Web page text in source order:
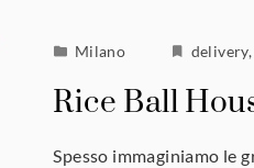
Milano delivery
Rice Ball
Spesso immaginiamo le